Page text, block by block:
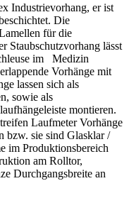
Industrievorhang, er ist
Die
für die
Staubschutzvorhang lässt
im Medizin
Vorhänge mit
lassen sich als
sowie als
montieren.
Laufmeter Vorhänge
bzw. sie sind Glasklar /
im Produktionsbereich
am Rolltor,
Durchgangsbreite an